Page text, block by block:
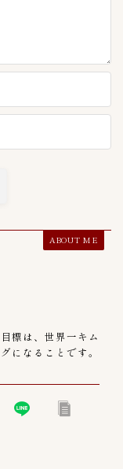
ABOUT ME
標は、世界一キム
になることです。